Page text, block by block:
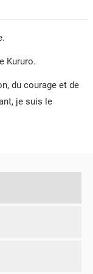
Kururo.
du courage et de
je suis le